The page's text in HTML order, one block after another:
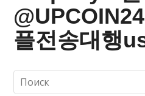
플전송대행